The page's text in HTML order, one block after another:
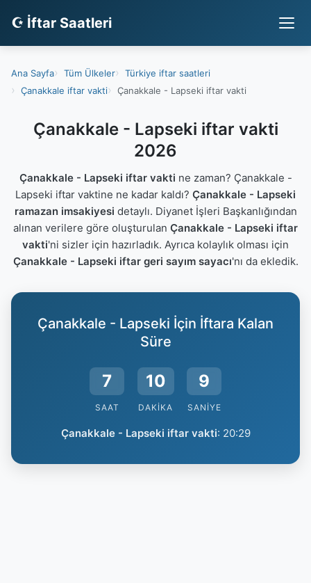
☪ İftar Saatleri
Ana Sayfa Tüm Ülkeler
Türkiye iftar saatleri
Çanakkale iftar vakti
Çanakkale - Lapseki iftar vakti
Çanakkale - Lapseki iftar vakti
2026
Çanakkale - Lapseki iftar vakti ne zaman? Çanakkale -
Lapseki iftar vaktine ne kadar kaldı? Çanakkale - Lapseki
ramazan imsakiyesi detaylı. Diyanet İşleri Başkanlığından
alınan verilere göre oluşturulan Çanakkale - Lapseki iftar
vakti'ni sizler için hazırladık. Ayrıca kolaylık olması için
Çanakkale - Lapseki iftar geri sayım sayacı'nı da ekledik.
Çanakkale - Lapseki İçin İftara Kalan
Süre
7
SAAT
10
DAKIKA
8
SANIYE
Çanakkale - Lapseki iftar vakti: 20:29